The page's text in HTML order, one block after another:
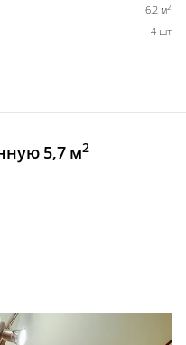
6,2 м2
4 шт
5,7 м2